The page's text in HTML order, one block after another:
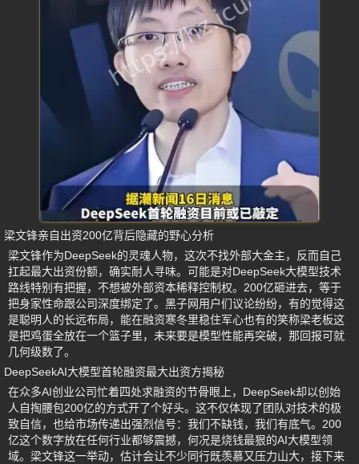
梁文锋亲自出资200亿背后隐藏的野心分析
梁文锋作为DeepSeek的灵魂人物，这次不找外部大金主，反而自己
扛起最大出资份额，确实耐人寻味。可能是对DeepSeek大模型技术
路线特别有把握，不想被外部资本稀释控制权。200亿砸进去，等于
把身家性命跟公司深度绑定了。黑子网用户们议论纷纷，有的觉得这
是聪明人的长远布局，能在融资寒冬里稳住军心也有的笑称梁老板这
是把鸡蛋全放在一个篮子里，未来要是模型性能再突破，那回报可就
几何级数了。
DeepSeekAI大模型首轮融资最大出资方揭秘
在众多AI创业公司忙着四处求融资的节骨眼上，DeepSeek却以创始
人自掏腰包200亿的方式开了个好头。这不仅体现了团队对技术的极
致自信，也给市场传递出强烈信号：我们不缺钱，我们有底气。200
亿这个数字放在任何行业都够震撼，何况是烧钱最狠的AI大模型领
域。梁文锋这一举动，估计会让不少同行既羡慕又压力山大，接下来